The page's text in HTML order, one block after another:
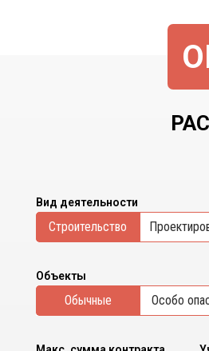
Вид деятельности
Cтроительство
Объекты
Обычные Особо